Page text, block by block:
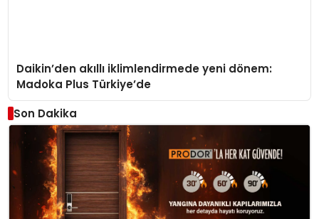
Daikin’den akıllı iklimlendirmede yeni dönem:
Madoka Plus Türkiye’de
Son Dakika